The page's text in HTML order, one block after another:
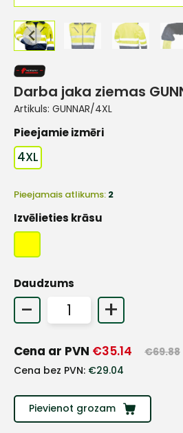
Darba jaka ziemas
Artikuls: GUNNAR/4XL
Pieejamie izmēri
4XL
Pieejamais atlikums: 2
Izvēlieties krāsu
Daudzums
- +
Cena ar PVN €35.14 €69.88
Cena bez PVN: €29.04
Pievienot grozam
+